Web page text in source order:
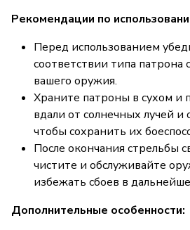
Рекомендации по
Перед использованием
соответствии типа патрона
вашего оружия.
Храните патроны в сухом и
вдали от солнечных лучей и
чтобы сохранить их
После окончания стрельбы
чистите и обслуживайте
избежать сбоев в
Дополнительные особенности: